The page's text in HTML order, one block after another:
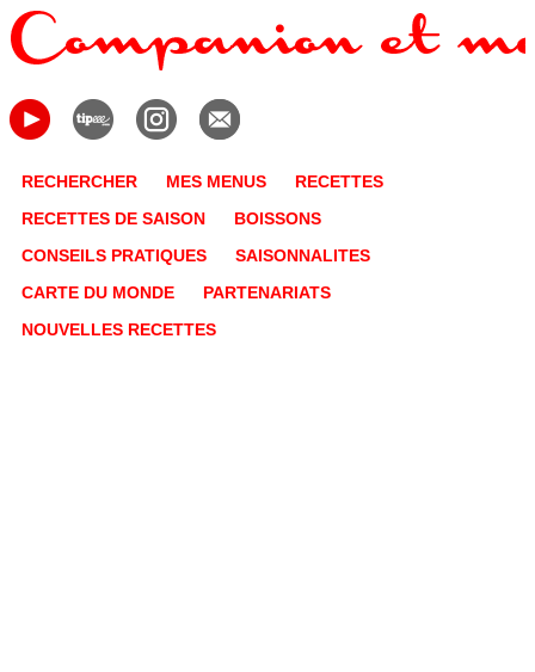
RECHERCHER MES MENUS
RECETTES
RECETTES DE SAISON
BOISSONS
CONSEILS PRATIQUES
SAISONNALITES
CARTE DU MONDE
PARTENARIATS
NOUVELLES RECETTES